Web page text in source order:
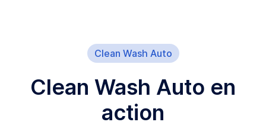
Clean Wash Auto
Clean Wash Auto en
action